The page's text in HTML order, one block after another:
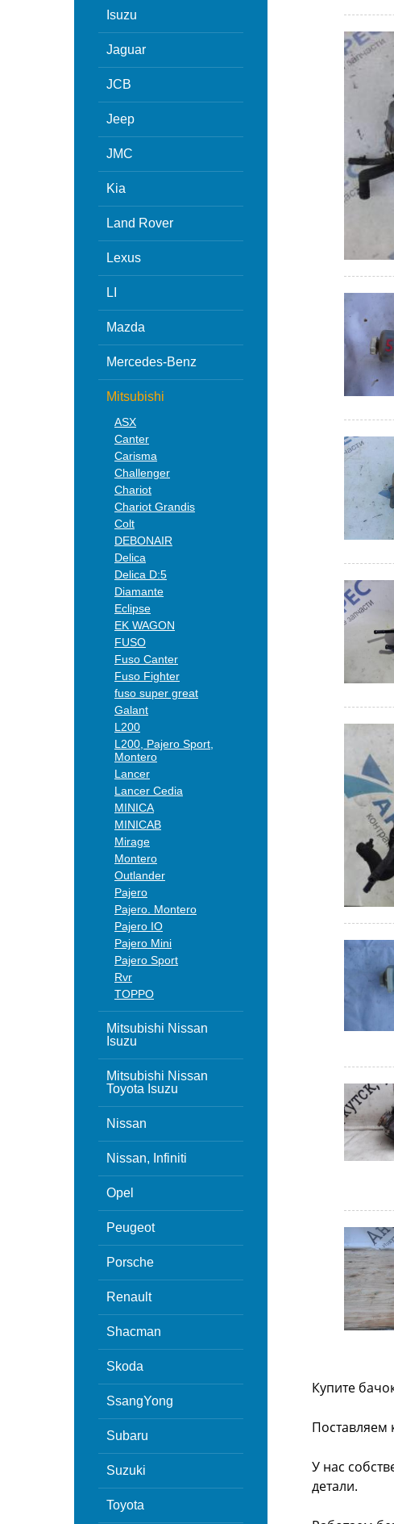
Isuzu
Jaguar
JCB
Jeep
JMC
Kia
Land Rover
Lexus
LI
Mazda
Mercedes-Benz
Mitsubishi
ASX
Canter
Carisma
Challenger
Chariot
Chariot Grandis
Colt
DEBONAIR
Delica
Delica D:5
Diamante
Eclipse
EK WAGON
FUSO
Fuso Canter
Fuso Fighter
fuso super great
Galant
L200
L200, Pajero Sport,
Montero
Lancer
Lancer Cedia
MINICA
MINICAB
Mirage
Montero
Outlander
Pajero
Pajero. Montero
Pajero IO
Pajero Mini
Pajero Sport
Rvr
TOPPO
Mitsubishi Nissan
Isuzu
Mitsubishi Nissan
Toyota Isuzu
Nissan
Nissan, Infiniti
Opel
Peugeot
Porsche
Renault
Shacman
Skoda
SsangYong
Subaru
Suzuki
Toyota
Купите
Поставляем
У нас
детали.